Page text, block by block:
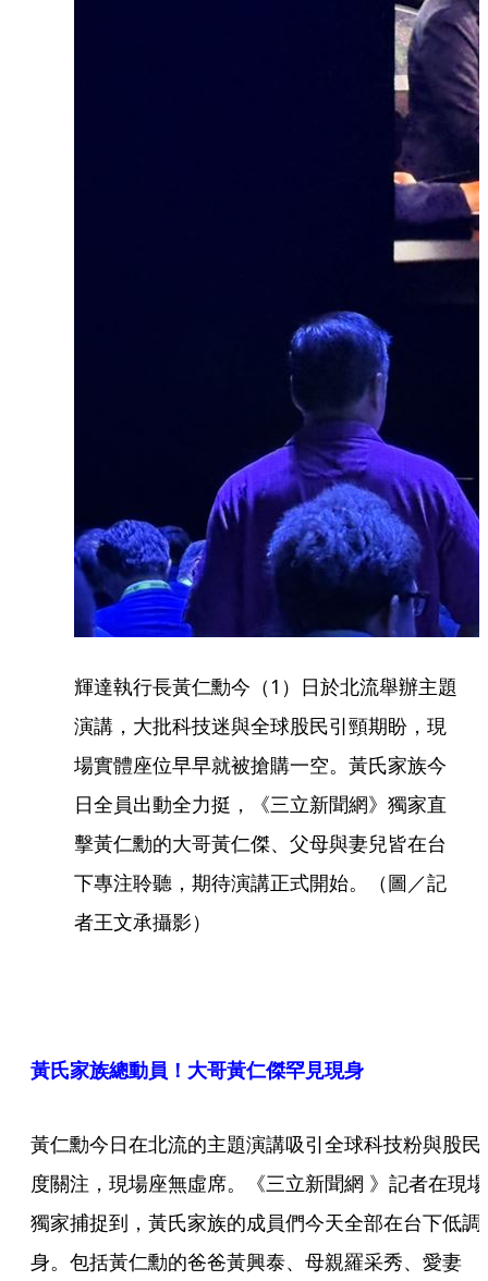
輝達執行長黃仁勳今（1）日於北流舉辦主題
演講，大批科技迷與全球股民引頸期盼，現
場實體座位早早就被搶購一空。黃氏家族今
日全員出動全力挺，《三立新聞網》獨家直
擊黃仁勳的大哥黃仁傑、父母與妻兒皆在台
下專注聆聽，期待演講正式開始。（圖／記
者王文承攝影）
黃氏家族總動員！大哥黃仁傑罕見現身
黃仁勳今日在北流的主題演講吸引全球科技粉與股民
度關注，現場座無虛席。《三立新聞網 》記者在現場
獨家捕捉到，黃氏家族的成員們今天全部在台下低調
身。包括黃仁勳的爸爸黃興泰、母親羅采秀、愛妻